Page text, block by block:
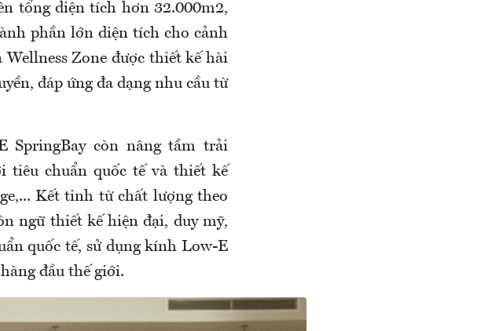
tổng diện tích hơn 32.000m2,
phần lớn diện tích cho cảnh
Zone được thiết kế hài
đáp ứng đa dạng nhu cầu từ
SpringBay còn nâng tầm trải
tiêu chuẩn quốc tế và thiết kế
Kết tinh từ chất lượng theo
ngữ thiết kế hiện đại, duy mỹ,
quốc tế, sử dụng kính Low-E
đầu thế giới.